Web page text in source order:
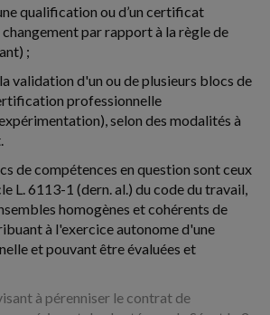
qualification ou d’un certificat
par rapport à la règle de
;
validation d'un ou de plusieurs blocs de
professionnelle
selon des modalités à
de compétences en question sont ceux
L. 6113-1 (dern. al.) du code du travail,
homogènes et cohérents de
à l'exercice autonome d'une
et pouvant être évaluées et
à pérenniser le contrat de